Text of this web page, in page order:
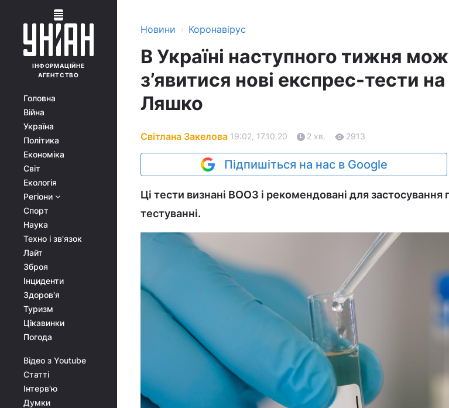
ІНФОРМАЦІЙНЕ
АГЕНТСТВО
Головна
Війна
Україна
Політика
Економіка
Світ
Екологія
Регіони
Спорт
Наука
Техно і зв'язок
Лайт
Зброя
Інциденти
Здоров'я
Туризм
Цікавинки
Погода
Відео з Youtube
Статті
Інтерв'ю
Думки
Новини › Коронавірус
В Україні наступного тижня
з’явитися нові експрес-тести
Ляшко
Світлана Закелова 19:02, 17.10.20 2 хв. 2913
Підпишіться на нас в Google
Ці тести визнані ВООЗ і рекомендовані для
тестуванні.